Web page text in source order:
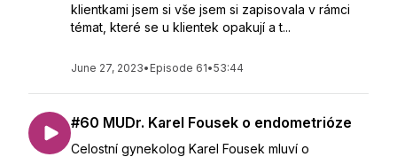
klientkami jsem si vše jsem si zapisovala v rámci
témat, které se u klientek opakují a t...
June 27, 2023• Episode 61•53:44
#60 MUDr. Karel Fousek o endometrióze
Celostní gynekolog Karel Fousek mluví o